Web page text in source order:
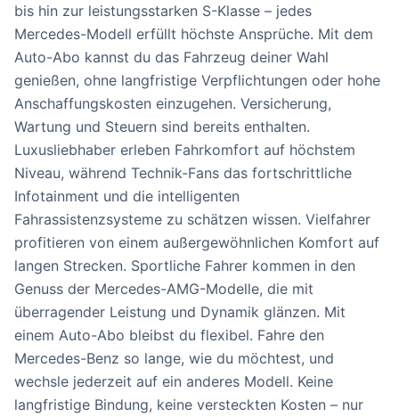
bis hin zur leistungsstarken S-Klasse – jedes
Mercedes-Modell erfüllt höchste Ansprüche. Mit dem
Auto-Abo kannst du das Fahrzeug deiner Wahl
genießen, ohne langfristige Verpflichtungen oder hohe
Anschaffungskosten einzugehen. Versicherung,
Wartung und Steuern sind bereits enthalten.
Luxusliebhaber erleben Fahrkomfort auf höchstem
Niveau, während Technik-Fans das fortschrittliche
Infotainment und die intelligenten
Fahrassistenzsysteme zu schätzen wissen. Vielfahrer
profitieren von einem außergewöhnlichen Komfort auf
langen Strecken. Sportliche Fahrer kommen in den
Genuss der Mercedes-AMG-Modelle, die mit
überragender Leistung und Dynamik glänzen. Mit
einem Auto-Abo bleibst du flexibel. Fahre den
Mercedes-Benz so lange, wie du möchtest, und
wechsle jederzeit auf ein anderes Modell. Keine
langfristige Bindung, keine versteckten Kosten – nur